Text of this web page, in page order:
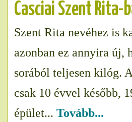
Casciai Szent Rita-
Szent Rita nevéhez is
azonban ez annyira új,
sorából teljesen kilóg.
csak 10 évvel később,
épület... Tovább...